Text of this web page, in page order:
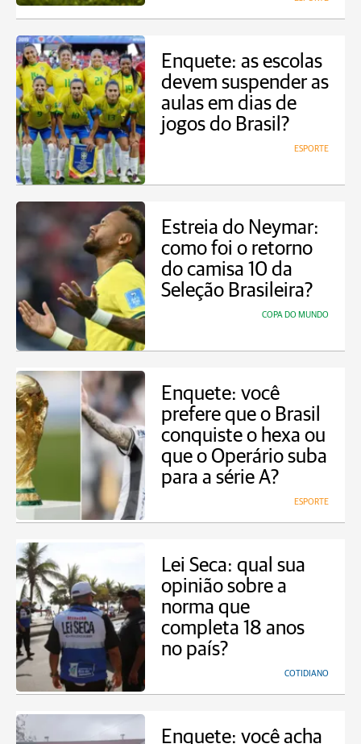
Enquete: as escolas
devem suspender as
aulas em dias de
jogos do Brasil?
ESPORTE
Estreia do Neymar:
como foi o retorno
do camisa 10 da
Seleção Brasileira?
COPA DO MUNDO
Enquete: você
prefere que o Brasil
conquiste o hexa ou
que o Operário suba
para a série A?
ESPORTE
Lei Seca: qual sua
opinião sobre a
norma que
completa 18 anos
no país?
COTIDIANO
Enquete: você acha